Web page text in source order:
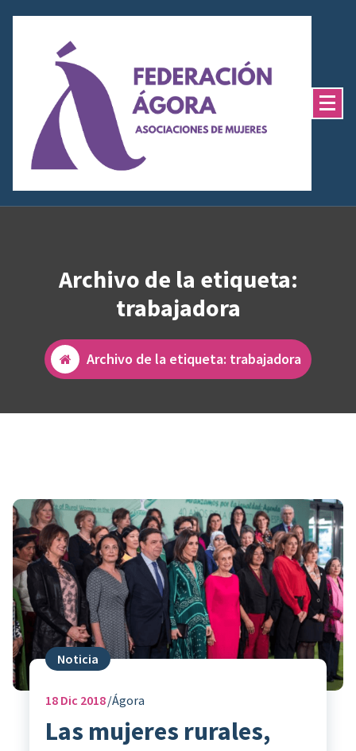
Archivo de la etiqueta:
trabajadora
Archivo de la etiqueta: trabajadora
Noticia
18Dic 2018 Ágora
Las mujeres rurales,